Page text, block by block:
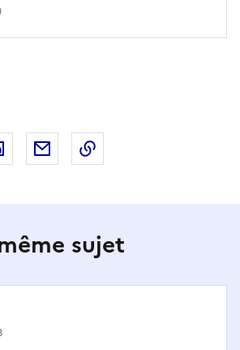
sur X (anciennement Twitter)
Partager sur LinkedIn
Partager par email
sujet